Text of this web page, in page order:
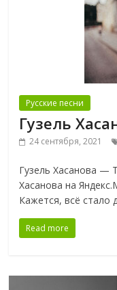
Русские песни
Гузель
24 сентября, 2021
Гузель Хасанова —
Хасанова на
Кажется, всё стало
Read more